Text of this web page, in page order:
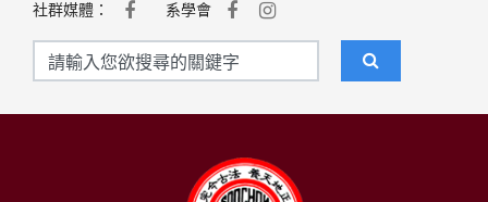
社群媒體： 系學會